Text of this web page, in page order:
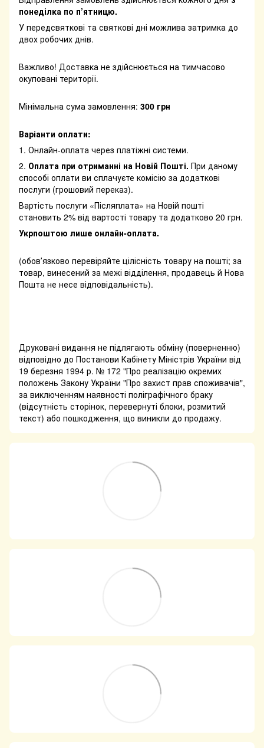
понеділка по п’ятницю.
У передсвяткові та святкові дні можлива затримка до
двох робочих днів.
Важливо! Доставка не здійснюється на тимчасово
окуповані території.
Мінімальна сума замовлення: 300 грн
Варіанти оплати:
1. Онлайн-оплата через платіжні системи.
2. Оплата при отриманні на Новій Пошті. При даному
способі оплати ви сплачуєте комісію за додаткові
послуги (грошовий переказ).
Вартість послуги «Післяплата» на Новій пошті
становить 2% від вартості товару та додатково 20 грн.
Укрпоштою лише онлайн-оплата.
(обовʼязково перевіряйте цілісність товару на пошті; за
товар, винесений за межі відділення, продавець й Нова
Пошта не несе відповідальність).
Друковані видання не підлягають обміну (поверненню)
відповідно до Постанови Кабінету Міністрів України від
19 березня 1994 р. № 172 "Про реалізацію окремих
положень Закону України "Про захист прав споживачів",
за виключенням наявності поліграфічного браку
(відсутність сторінок, перевернуті блоки, розмитий
текст) або пошкодження, що виникли до продажу.